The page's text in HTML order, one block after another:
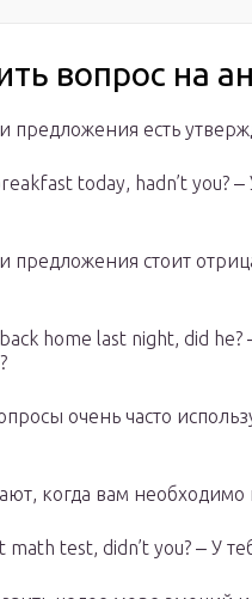
вопрос на
предложения есть
today, hadn’t you?
предложения стоит
home last night, did
очень часто
когда вам необходимо
test, didn’t you? ‒ У